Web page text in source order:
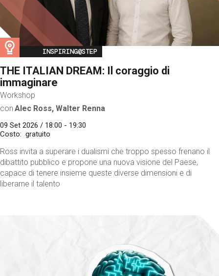
Image
INSPIRING@STEP
THE ITALIAN DREAM: Il coraggio di
immaginare
Workshop
con Alec Ross, Walter Renna
09 Set 2026 / 18:00 - 19:30
Costo
gratuito
Ross invita a superare i dualismi che troppo spesso frenano il
dibattito pubblico e propone una nuova visione del Paese,
capace di tenere insieme queste diverse dimensioni e di
liberarne il talento